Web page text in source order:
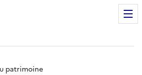
patrimoine